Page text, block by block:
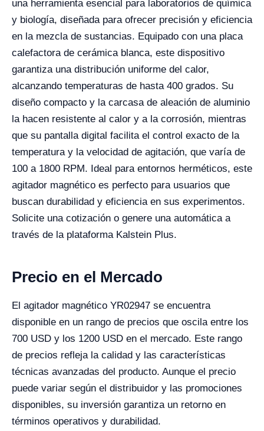
una herramienta esencial para laboratorios de química
y biología, diseñada para ofrecer precisión y eficiencia
en la mezcla de sustancias. Equipado con una placa
calefactora de cerámica blanca, este dispositivo
garantiza una distribución uniforme del calor,
alcanzando temperaturas de hasta 400 grados. Su
diseño compacto y la carcasa de aleación de aluminio
la hacen resistente al calor y a la corrosión, mientras
que su pantalla digital facilita el control exacto de la
temperatura y la velocidad de agitación, que varía de
100 a 1800 RPM. Ideal para entornos herméticos, este
agitador magnético es perfecto para usuarios que
buscan durabilidad y eficiencia en sus experimentos.
Solicite una cotización o genere una automática a
través de la plataforma Kalstein Plus.
Precio en el Mercado
El agitador magnético YR02947 se encuentra
disponible en un rango de precios que oscila entre los
700 USD y los 1200 USD en el mercado. Este rango
de precios refleja la calidad y las características
técnicas avanzadas del producto. Aunque el precio
puede variar según el distribuidor y las promociones
disponibles, su inversión garantiza un retorno en
términos operativos y durabilidad.